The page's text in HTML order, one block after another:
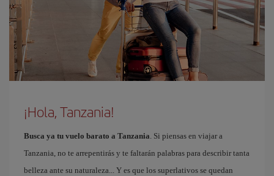
¡Hola, Tanzania!
Busca ya tu vuelo barato a Tanzania . Si piensas en viajar a
Tanzania, no te arrepentirás y te faltarán palabras para describir tanta
belleza ante su naturaleza... Y es que los superlativos se quedan